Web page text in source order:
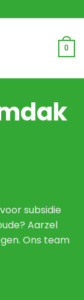
0
subsidie
Aarzel
Ons team